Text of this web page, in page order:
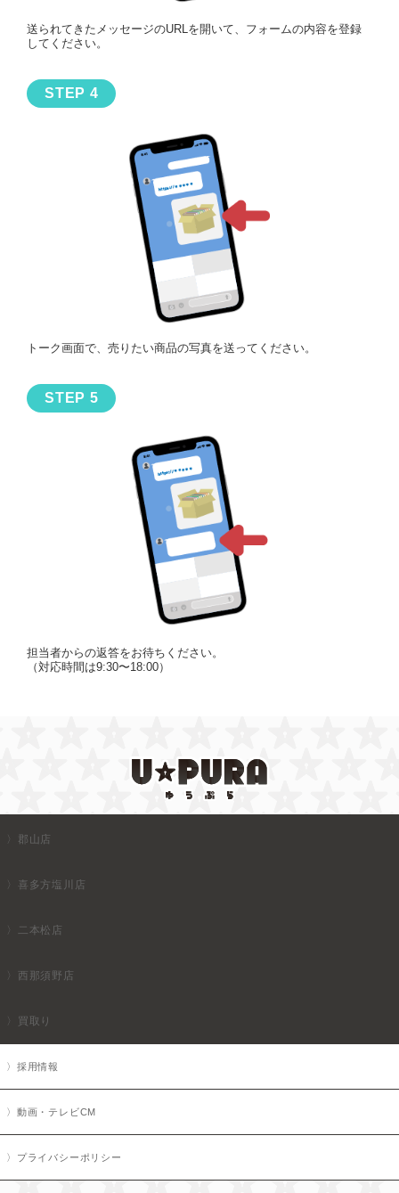
送られてきたメッセージのURLを開いて、フォームの内容を登録
してください。
トーク画面で、売りたい商品の写真を送ってください。
担当者からの返答をお待ちください。
（対応時間は9:30〜18:00）
郡山店
喜多方塩川店
二本松店
西那須野店
買取り
採用情報
動画・テレビCM
プライバシーポリシー